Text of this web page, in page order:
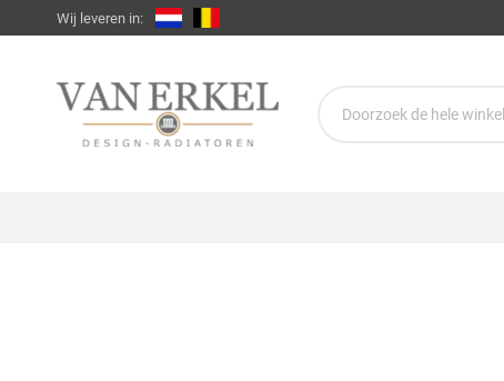
Wij leveren in: